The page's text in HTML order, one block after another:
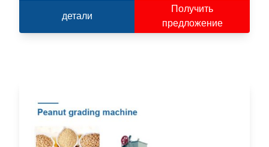
детали
Получить
предложение